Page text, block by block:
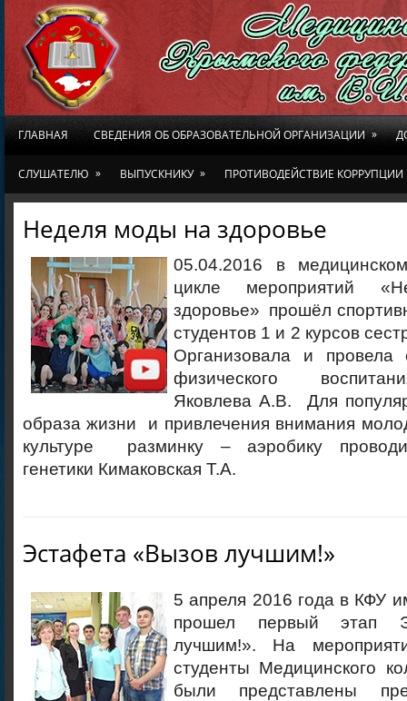
ГЛАВНАЯ СВЕДЕНИЯ ОБ ОБРАЗОВАТЕЛЬНОЙ ОРГАНИЗАЦИИ »
СЛУШАТЕЛЮ » ВЫПУСКНИКУ » ПРОТИВОДЕЙСТВИЕ КОРРУПЦИИ
Неделя моды на здоровье
05.04.2016 в
цикле мероприятий
здоровье» прошёл
студентов 1 и 2 курсов
Организовала и провела
физического
Яковлева А.В. Для
образа жизни и привлечения внимания
культуре разминку – аэробику
генетики Кимаковская Т.А.
Эстафета «Вызов лучшим!»
5 апреля 2016 года в КФУ
прошел первый этап
лучшим!». На
студенты Медицинского
были представлены